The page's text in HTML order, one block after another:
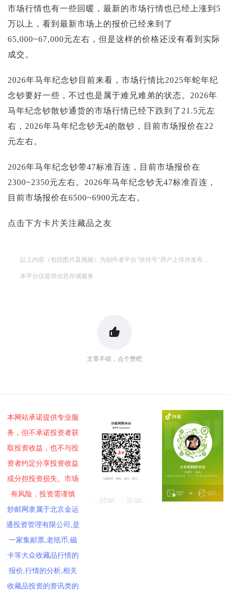
市场行情也有一些回暖，最新的市场行情也已经上涨到5
万以上，看到最新市场上的报价已经来到了
65,000~67,000元左右，但是这样的价格还没有看到实际
成交。
2026年马年纪念钞目前来看，市场行情比2025年蛇年纪
念钞要好一些，不过也是属于难兄难弟的状态。2026年
马年纪念钞散钞通货的市场行情已经下跌到了21.5元左
右，2026年马年纪念钞无4的散钞，目前市场报价在22
元左右。
2026年马年纪念钞带47标准百连，目前市场报价在
2300~2350元左右。2026年马年纪念钞无47标准百连，
目前市场报价在6500~6900元左右。
点击下方卡片关注藏品之友
以上内容（包括图片及视频）为创作者平台"快传号"用户上传并发布，
本平台仅提供信息存储服务
文章不错，点个赞吧
本网站承诺提供专业服
务，但不承诺投资者获
取投资收益，也不与投
资者约定分享投资收益
或分担投资损失。市场
有风险，投资需谨慎
炒邮网隶属于北京金运
通投资管理有限公司,是
一家集邮票,老纸币,磁
卡等大众收藏品行情的
报价,行情的分析,相关
收藏品投资的资讯类的